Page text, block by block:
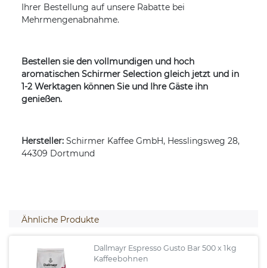
Ihrer Bestellung auf unsere Rabatte bei
Mehrmengenabnahme.
Bestellen sie den vollmundigen und hoch
aromatischen Schirmer Selection gleich jetzt und in
1-2 Werktagen können Sie und Ihre Gäste ihn
genießen.
Hersteller: Schirmer Kaffee GmbH, Hesslingsweg 28,
44309 Dortmund
Ähnliche Produkte
Dallmayr Espresso Gusto Bar 500 x 1kg
Kaffeebohnen